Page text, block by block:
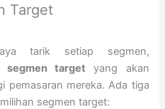
Target
tarik setiap segmen,
segmen target yang akan
pemasaran mereka. Ada tiga
segmen target: